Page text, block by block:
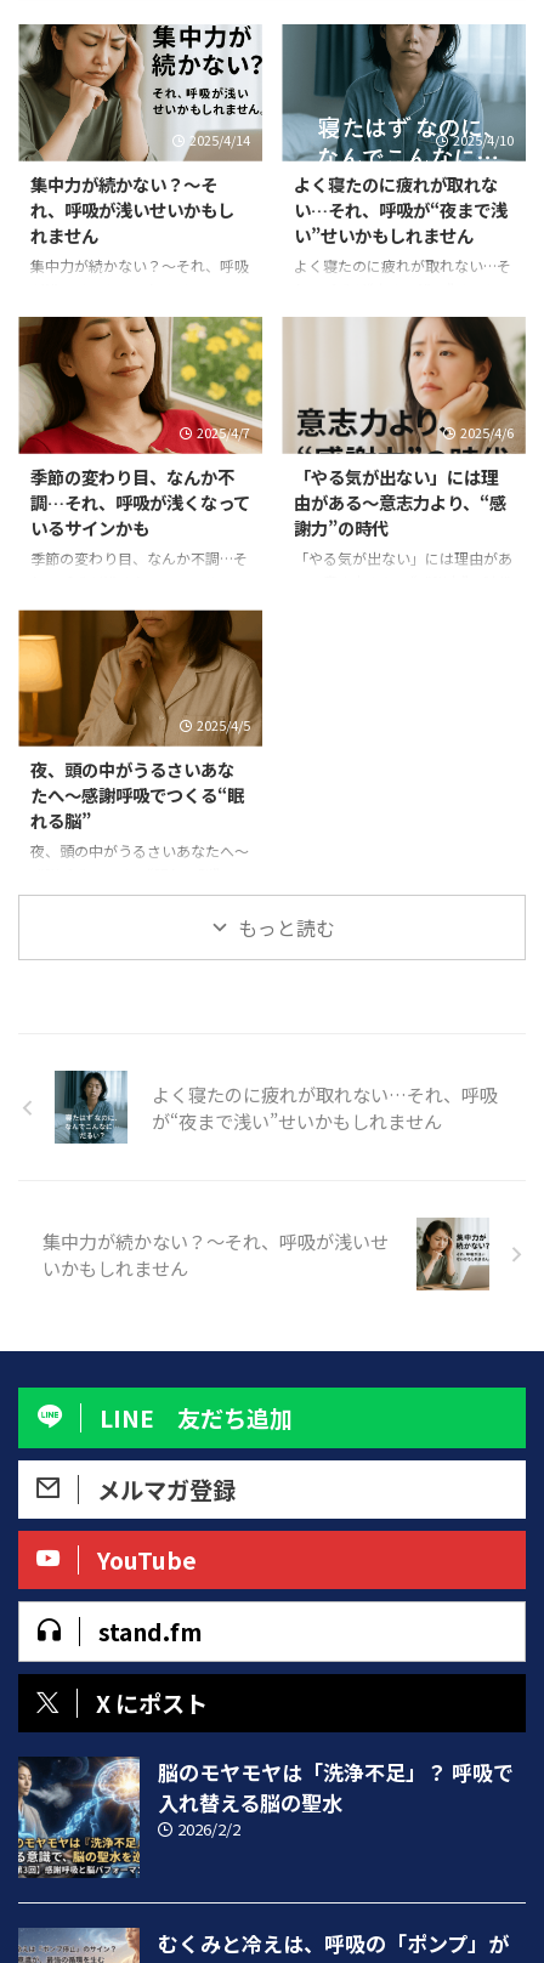
2025/4/14
集中力が続かない？～そ
れ、呼吸が浅いせいかもし
れません
集中力が続かない？～それ、呼吸
「集中力が続かないんです」
「すぐに他のことが気になって、
やるべきことに戻れない…」 そ
う話してくれた受講者さんに、あ
る質問をしました。 「いま、あ
なたの呼吸は、どこまで届いてい
ますか？」 その方は、はっとし
て沈黙しました。 実はこれ、集
中力の正体を探る重要な問いなん
です。 呼吸と集中力の、深いつ
ながり 人は、浅い呼吸をしてい
届かず、 同時に、交感神経が過
剰に働き、注意が拡散しやすくな
ります。 一方、深くてゆるやか
な ...
2025/4/10
よく寝たのに疲れが取れな
い…それ、呼吸が“夜まで浅
い”せいかもしれません
よく寝たのに疲れが取れない…そ
しれません のまえに・・これま
でのおさらいしておきましょう。
感謝呼吸って、どんな呼吸？
感謝呼吸とは、呼吸を通して「あ
りがたさ」を感じ、自分を整えて
いく生き方の習慣です。 単に
「ありがとう」と唱える呼吸では
なく、“ありがたいなあ”という感
情を呼吸にのせて感じることが大
切。
最初は言葉から 最初は、
なかなか感謝を「感じる」ことが
2025/4/7
季節の変わり目、なんか不
調…それ、呼吸が浅くなって
いるサインかも
季節の変わり目、なんか不調…そ
かも 少しずつ、空気の匂いが変
わってきたと感じる朝。 けれど――
なんとなく、だるい。 気持ちが
落ち込みやすい。 頭が重い。 理
由がはっきりしない不調。 そん
なとき、ありませんか？ 季節の
変わり目、心と体は意外と揺れて
いる 春から夏へ、夏から秋へ―― 自
然は大きくリズムを変えていま
す。 実は、私たちの心と体も、
この微細な変化をちゃんと受け取
活リズムは、自然とは無関係に流
れ続けているから、 体も心も、
2025/4/6
「やる気が出ない」には理
由がある～意志力より、“感
謝力”の時代
「やる気が出ない」には理由があ
「ちゃんとしなきゃ」と思うほ
ど、動けなくなる そんな自分
2025/4/5
夜、頭の中がうるさいあな
たへ～感謝呼吸でつくる“眠
れる脳”
夜、頭の中がうるさいあなたへ～
こまで、感謝呼吸を通して 「情
報疲れ」「経済不安」「人間関係
中が忙しい夜 ベッドに入ったの
に、 あれこれ考えが止まらな
い。 明日の仕事のこと 今日の失
敗 言わなきゃよかった一言 未来
じゃなく、 次の日 ...
もっと読む
よく寝たのに疲れが取れない…それ、呼吸
が“夜まで浅い”せいかもしれません
集中力が続かない？～それ、呼吸が浅いせ
いかもしれません
LINE 友だち追加
メルマガ登録
YouTube
stand.fm
X にポスト
脳のモヤモヤは「洗浄不足」？ 呼吸で
入れ替える脳の聖水
2026/2/2
むくみと冷えは、呼吸の「ポンプ」が